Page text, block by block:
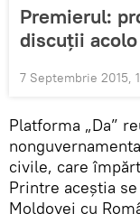
Premierul:
discuţii
7 Septembrie 2015,
Platforma „Da”
civile, care
Printre aceştia
Moldovei cu